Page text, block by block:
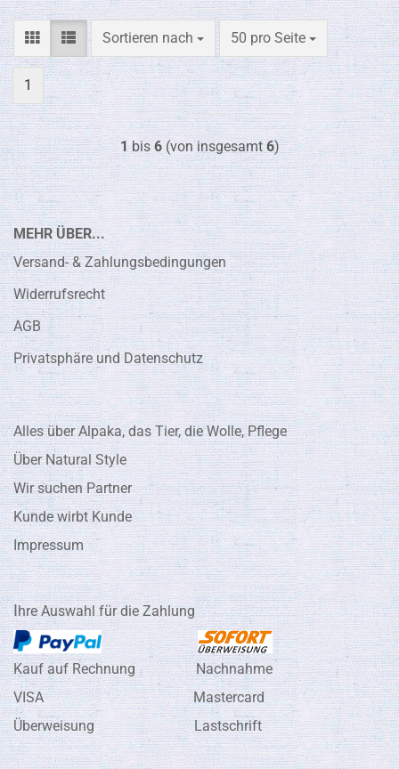
Sortieren nach
Sortieren nach 50 pro Seite
pro Seite
1
1bis6(von insgesamt6)
MEHR ÜBER...
Versand- & Zahlungsbedingungen
Widerrufsrecht
AGB
Privatsphäre und Datenschutz
Alles über Alpaka, das Tier, die Wolle, Pflege
Über Natural Style
Wir suchen Partner
Kunde wirbt Kunde
Impressum
Ihre Auswahl für die Zahlung
Kauf auf Rechnung Nachnahme
VISA Mastercard
Überweisung Lastschrift